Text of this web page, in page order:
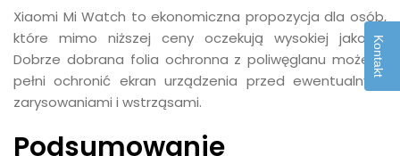
Xiaomi Mi Watch to ekonomiczna propozycja dla osób,
które mimo niższej ceny oczekują wysokiej jakości.
Dobrze dobrana folia ochronna z poliwęglanu może w
pełni ochronić ekran urządzenia przed ewentualnymi
zarysowaniami i wstrząsami.
Podsumowanie
Kontakt